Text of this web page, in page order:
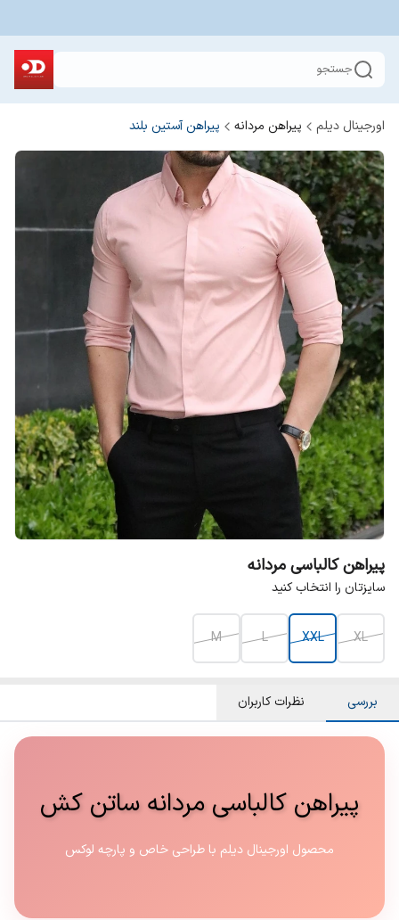
جستجو
اورجینال دیلم پیراهن مردانه پیراهن آستین بلند
پیراهن کالباسی مردانه
سایزتان را انتخاب کنید
XL
XXL
L
M
بررسی نظرات کاربران
پیراهن کالباسی مردانه ساتن کش
محصول اورجینال دیلم با طراحی خاص و پارچه لوکس